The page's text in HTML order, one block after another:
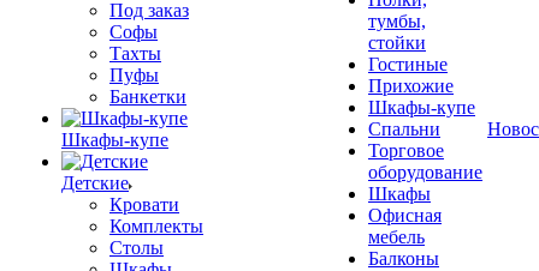
Под заказ
Софы
Тахты
Пуфы
Банкетки
Шкафы-купе
Детские
Кровати
Комплекты
Столы
тумбы,
стойки
Гостиные
Прихожие
Шкафы-купе
Спальни
Торговое
оборудование
Шкафы
Офисная
мебель
Балконы